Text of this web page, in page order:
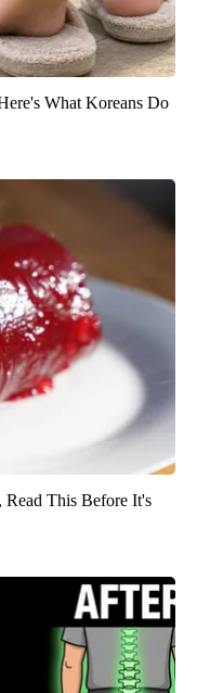
What Koreans Do
This Before It's